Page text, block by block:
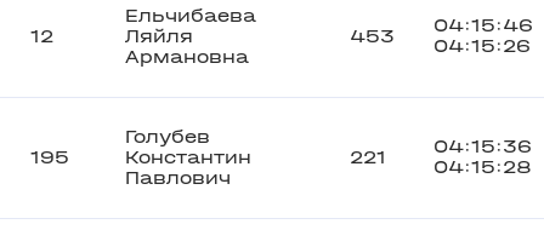
12
Ельчибаева
Ляйля
Армановна
453
04:15:46
04:15:26
195
Голубев
Константин
Павлович
221
04:15:36
04:15:28